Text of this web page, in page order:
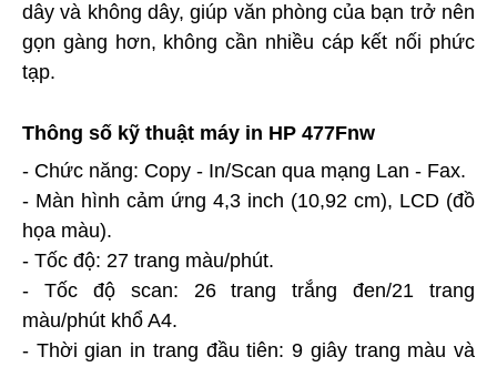
dây và không dây, giúp văn phòng của bạn trở nên
gọn gàng hơn, không cần nhiều cáp kết nối phức
tạp.
Thông số kỹ thuật máy in HP 477Fnw
- Chức năng: Copy - In/Scan qua mạng Lan - Fax.
- Màn hình cảm ứng 4,3 inch (10,92 cm), LCD (đồ
họa màu).
- Tốc độ: 27 trang màu/phút.
- Tốc độ scan: 26 trang trắng đen/21 trang
màu/phút khổ A4.
- Thời gian in trang đầu tiên: 9 giây trang màu và